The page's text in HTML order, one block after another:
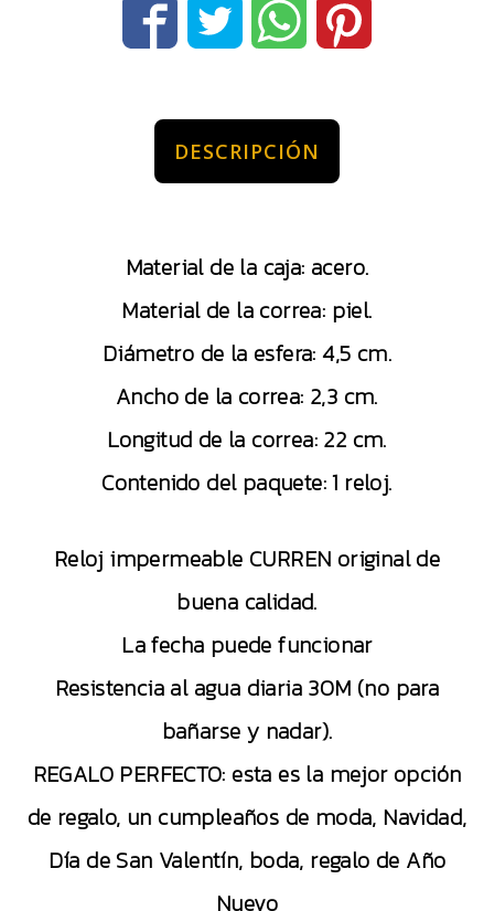
DESCRIPCIÓN
Material de la caja: acero.
Material de la correa: piel.
Diámetro de la esfera: 4,5 cm.
Ancho de la correa: 2,3 cm.
Longitud de la correa: 22 cm.
Contenido del paquete: 1 reloj.
Reloj impermeable CURREN original de
buena calidad.
La fecha puede funcionar
Resistencia al agua diaria 30M (no para
bañarse y nadar).
REGALO PERFECTO: esta es la mejor opción
de regalo, un cumpleaños de moda, Navidad,
Día de San Valentín, boda, regalo de Año
Nuevo